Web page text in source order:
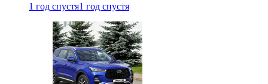
1 год спустя1 год спустя